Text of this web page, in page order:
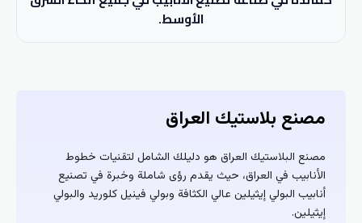
الأوسط.
مصنع بلاستيك العراق
مصنع البلاستيك العراق هو دليلك الشامل لتقنيات خطوط
الأنابيب في العراق، حيث يقدم رؤى شاملة وخبرة في تصنيع
أنابيب البولي إيثيلين عالي الكثافة وبولي فينيل كلوريد والبولي
إيثيلين.